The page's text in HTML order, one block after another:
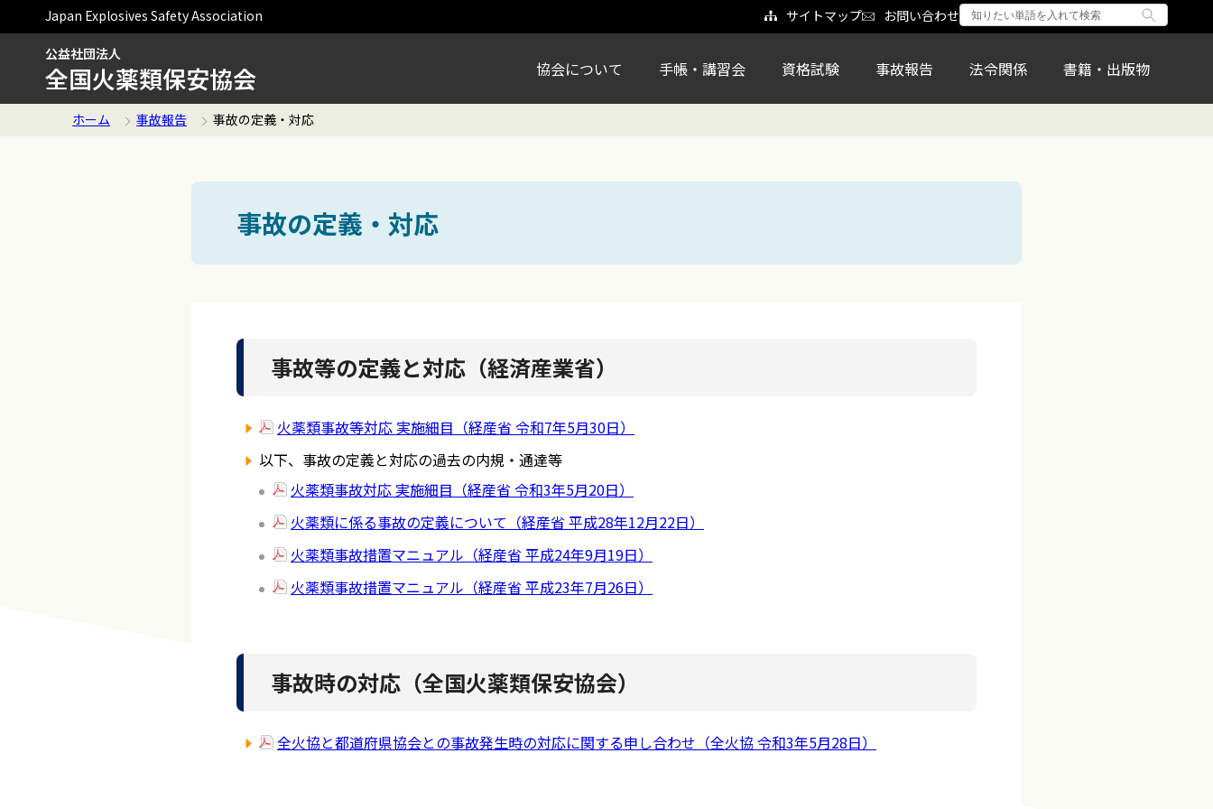
Japan Explosives Safety Association サイトマップ お問い合わせ
公益社団法人
全国火薬類保安協会 協会について 手帳・講習会 資格試験 事故報告 法令関係 書籍・出版物
ホーム 事故報告 事故の定義・対応
事故の定義・対応
事故等の定義と対応（経済産業省）
火薬類事故等対応 実施細目（経産省 令和7年5月30日）
以下、事故の定義と対応の過去の内規・通達等
火薬類事故対応 実施細目（経産省 令和3年5月20日）
火薬類に係る事故の定義について（経産省 平成28年12月22日）
火薬類事故措置マニュアル（経産省 平成24年9月19日）
火薬類事故措置マニュアル（経産省 平成23年7月26日）
事故時の対応（全国火薬類保安協会）
全火協と都道府県協会との事故発生時の対応に関する申し合わせ（全火協 令和3年5月28日）